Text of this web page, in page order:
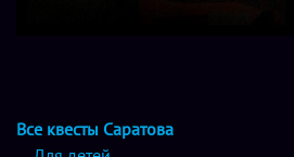
Все квесты Саратова